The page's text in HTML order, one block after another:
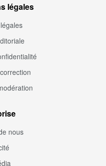
légales
nous